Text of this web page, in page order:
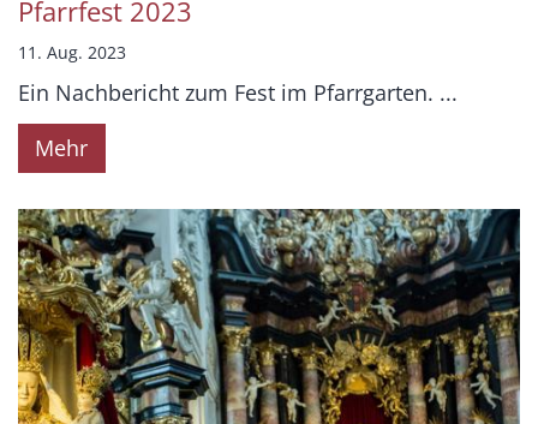
Pfarrfest 2023
11. Aug. 2023
Ein Nachbericht zum Fest im Pfarrgarten. ...
Mehr